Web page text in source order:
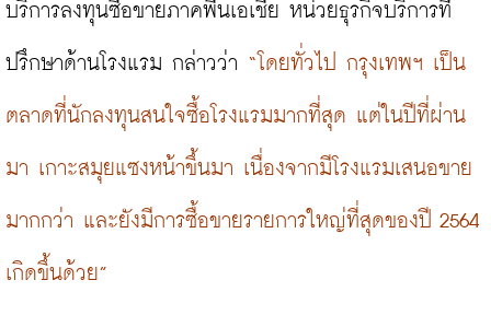
บริการลงทุนซื้อขายภาคพื้นเอเชีย หน่วยธุรกิจบริการที่
ปรึกษาด้านโรงแรม กล่าวว่า “โดยทั่วไป กรุงเทพฯ เป็น
ตลาดที่นักลงทุนสนใจซื้อโรงแรมมากที่สุด แต่ในปีที่ผ่าน
มา เกาะสมุยแซงหน้าขึ้นมา เนื่องจากมีโรงแรมเสนอขาย
มากกว่า และยังมีการซื้อขายรายการใหญ่ที่สุดของปี 2564
เกิดขึ้นด้วย”